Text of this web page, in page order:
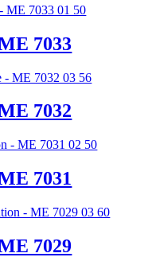
7033
7032
7031
7029